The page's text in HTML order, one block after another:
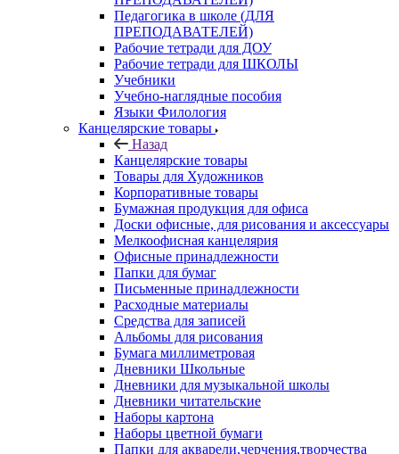
Педагогика в школе (ДЛЯ
ПРЕПОДАВАТЕЛЕЙ)
Рабочие тетради для ДОУ
Рабочие тетради для ШКОЛЫ
Учебники
Учебно-наглядные пособия
Языки Филология
Канцелярские товары
Назад
Канцелярские товары
Товары для Художников
Корпоративные товары
Бумажная продукция для офиса
Доски офисные, для рисования и аксессуары
Мелкоофисная канцелярия
Офисные принадлежности
Папки для бумаг
Письменные принадлежности
Расходные материалы
Средства для записей
Альбомы для рисования
Бумага миллиметровая
Дневники Школьные
Дневники для музыкальной школы
Дневники читательские
Наборы картона
Наборы цветной бумаги
Папки для акварели,черчения,творчества